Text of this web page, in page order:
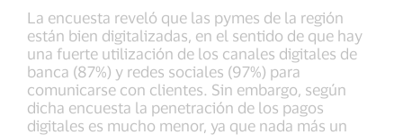
La encuesta reveló que las pymes de la región
están bien digitalizadas, en el sentido de que hay
una fuerte utilización de los canales digitales de
banca (87%) y redes sociales (97%) para
comunicarse con clientes. Sin embargo, según
dicha encuesta la penetración de los pagos
digitales es mucho menor, ya que nada más un